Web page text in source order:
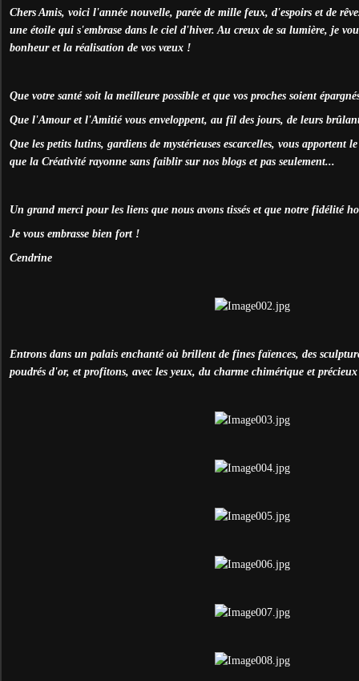
Chers Amis, voici l'année nouvelle, parée de mille feux, d'espoirs et de
une étoile qui s'embrase dans le ciel d'hiver. Au creux de sa lumière, je
bonheur et la réalisation de vos vœux !
Que votre santé soit la meilleure possible et que vos proches soient
Que l'Amour et l'Amitié vous enveloppent, au fil des jours, de leurs
Que les petits lutins, gardiens de mystérieuses escarcelles, vous apportent
que la Créativité rayonne sans faiblir sur nos blogs et pas seulement...
Un grand merci pour les liens que nous avons tissés et que notre fidélité
Je vous embrasse bien fort !
Cendrine
Entrons dans un palais enchanté où brillent de fines faïences, des
poudrés d'or, et profitons, avec les yeux, du charme chimérique et précieux